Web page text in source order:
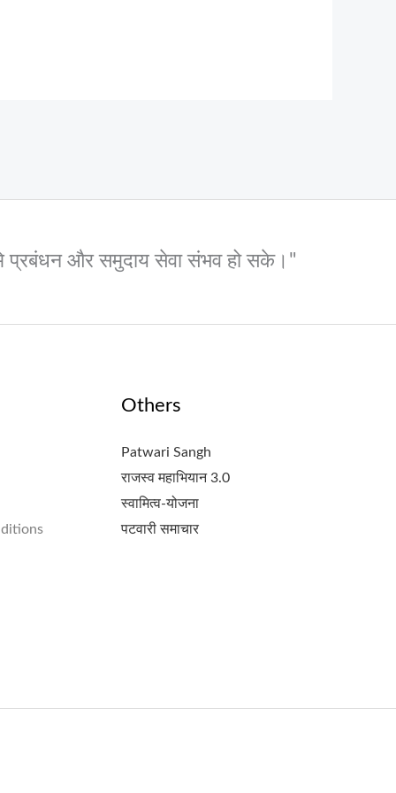
प्रबंधन और समुदाय सेवा संभव हो सके।"
Others
Patwari Sangh
राजस्व महाभियान 3.0
स्वामित्व-योजना
पटवारी समाचार